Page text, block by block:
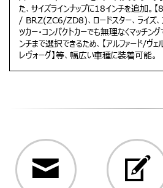
た、サイズラインナップに18インチを追
/ BRZ(ZC6/ZD8)、ロードスター、ライズ、
ツカー・コンパクトカーでも無理なくマッチン
ンチまで選択できるため、【アルファード/ヴェ
レヴォーグ】等、幅広い車種に装着可能。